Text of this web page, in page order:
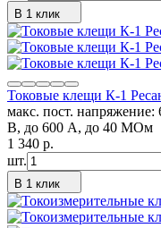
В 1 клик
Токовые клещи К-1
мaкс. пост.
В, до 600 А, до 40 МОм
1 340 p.
шт.
В 1 клик